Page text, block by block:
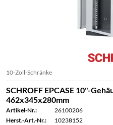
10-Zoll-Schränke
SCHROFF EPCASE 10"-
462x345x280mm
Artikel-Nr.:
26100206
Herst.-Art.-Nr.:
10238152